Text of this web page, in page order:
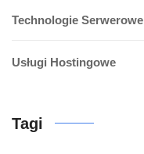
Technologie Serwerowe
Usługi Hostingowe
Tagi